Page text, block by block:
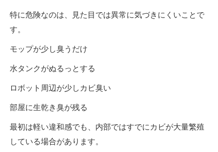
特に危険なのは、見た目では異常に気づきにくいことで
す。
モップが少し臭うだけ
水タンクがぬるっとする
ロボット周辺が少しカビ臭い
部屋に生乾き臭が残る
最初は軽い違和感でも、内部ではすでにカビが大量繁殖
している場合があります。